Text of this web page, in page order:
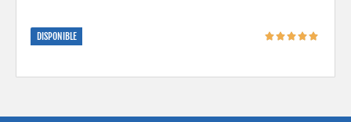
DISPONIBLE